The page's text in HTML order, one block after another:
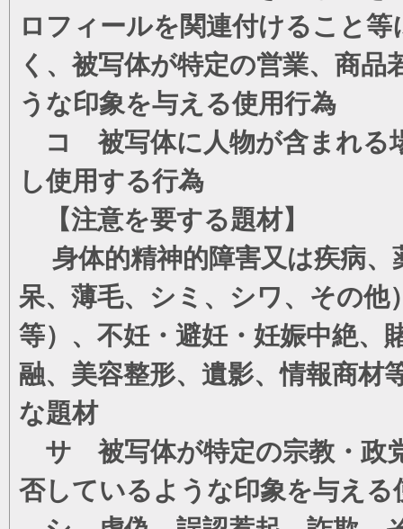
ロフィールを関連付けること
く、被写体が特定の営業、商
うな印象を与える使用行為
コ 被写体に人物が含まれる
し使用する行為
【注意を要する題材】
身体的精神的障害又は疾病、
呆、薄毛、シミ、シワ、その他
等）、不妊・避妊・妊娠中絶、
融、美容整形、遺影、情報商材
な題材
サ 被写体が特定の宗教・政
否しているような印象を与える